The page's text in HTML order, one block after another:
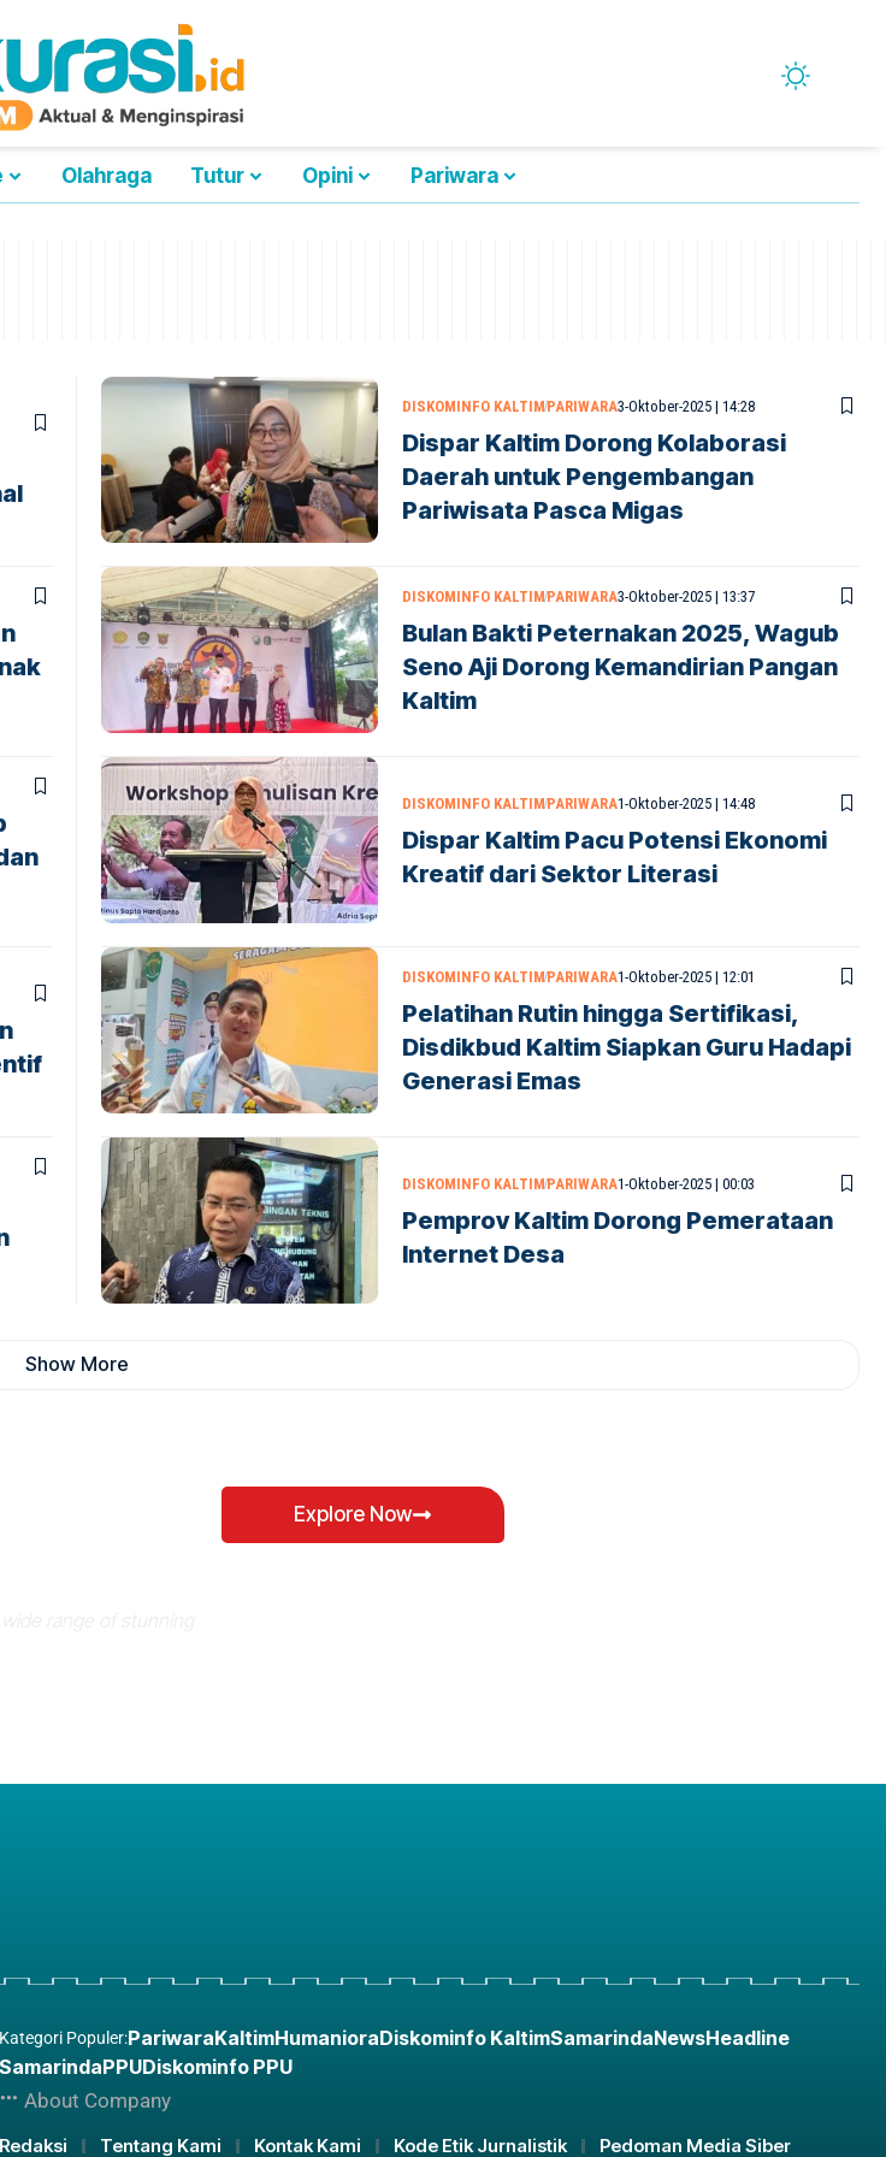
Olahraga Tutur Opini Pariwara
DISKOMINFO KALTIMPARIWARA3-Oktober-2025 | 14:28
Dispar Kaltim Dorong Kolaborasi
Daerah untuk Pengembangan
Pariwisata Pasca Migas
DISKOMINFO KALTIMPARIWARA3-Oktober-2025 | 13:37
Bulan Bakti Peternakan 2025, Wagub
Seno Aji Dorong Kemandirian Pangan
Kaltim
DISKOMINFO KALTIMPARIWARA1-Oktober-2025 | 14:48
Dispar Kaltim Pacu Potensi Ekonomi
Kreatif dari Sektor Literasi
DISKOMINFO KALTIMPARIWARA1-Oktober-2025 | 12:01
Pelatihan Rutin hingga Sertifikasi,
Disdikbud Kaltim Siapkan Guru Hadapi
Generasi Emas
DISKOMINFO KALTIMPARIWARA1-Oktober-2025 | 00:03
Pemprov Kaltim Dorong Pemerataan
Internet Desa
Show More
Explore Now
Kategori Populer:PariwaraKaltimHumanioraDiskominfo KaltimSamarindaNewsHeadline
SamarindaPPUDiskominfo PPU
About Company
Redaksi
Tentang Kami Kontak Kami Kode Etik Jurnalistik Pedoman Media Siber